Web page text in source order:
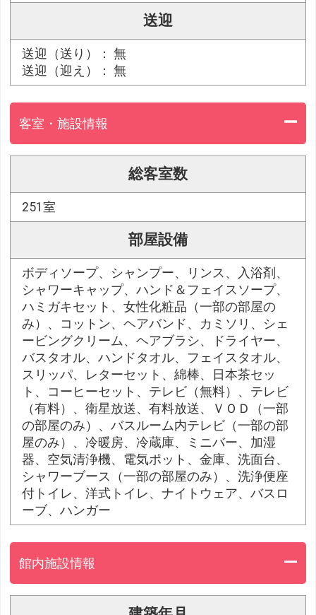
送迎
送迎（送り）： 無
送迎（迎え）： 無
客室・施設情報
総客室数
251室
部屋設備
ボディソープ、シャンプー、リンス、入浴剤、
シャワーキャップ、ハンド＆フェイスソープ、
ハミガキセット、女性化粧品（一部の部屋の
み）、コットン、ヘアバンド、カミソリ、シェ
ービングクリーム、ヘアブラシ、ドライヤー、
バスタオル、ハンドタオル、フェイスタオル、
スリッパ、レターセット、綿棒、日本茶セッ
ト、コーヒーセット、テレビ（無料）、テレビ
（有料）、衛星放送、有料放送、ＶＯＤ（一部
の部屋のみ）、バスルーム内テレビ（一部の部
屋のみ）、冷暖房、冷蔵庫、ミニバー、加湿
器、空気清浄機、電気ポット、金庫、洗面台、
シャワーブース（一部の部屋のみ）、洗浄便座
付トイレ、洋式トイレ、ナイトウェア、バスロ
ーブ、ハンガー
館内施設情報